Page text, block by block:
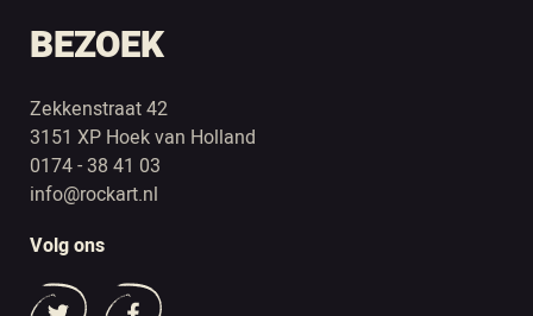
BEZOEK
Zekkenstraat 42
3151 XP Hoek van Holland
0174 - 38 41 03
info@rockart.nl
Volg ons